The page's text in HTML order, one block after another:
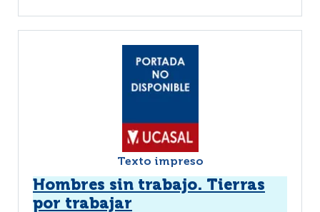
Texto impreso
Hombres sin trabajo. Tierras
por trabajar